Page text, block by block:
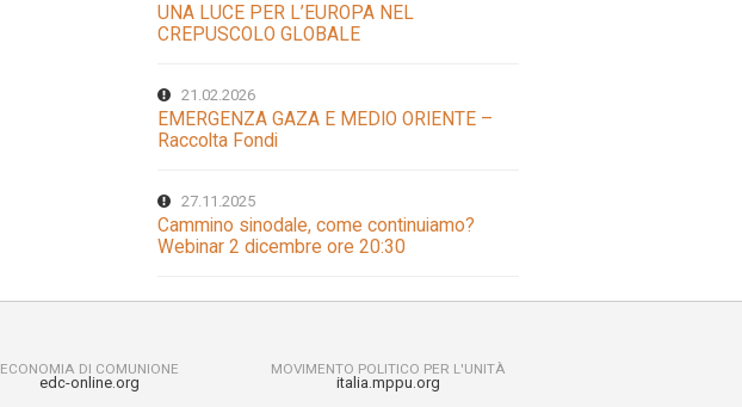
UNA LUCE PER L’EUROPA NEL
CREPUSCOLO GLOBALE
21.02.2026
EMERGENZA GAZA E MEDIO ORIENTE –
Raccolta Fondi
27.11.2025
Cammino sinodale, come continuiamo?
Webinar 2 dicembre ore 20:30
ECONOMIA DI COMUNIONE
edc-online.org
MOVIMENTO POLITICO PER L'UNITÀ
italia.mppu.org